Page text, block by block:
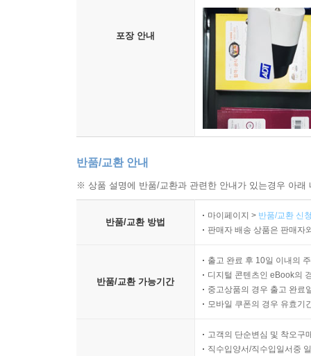
포장 안내
반품/교환 안내
※ 상품 설명에 반품/교환과 관련한 안내가 있는경우 아
반품/교환 방법
마이페이지 > 반품/교환 신
판매자 배송 상품은 판매자
반품/교환 가능기간
출고 완료 후 10일 이내의
디지털 콘텐츠인 eBook의
중고상품의 경우 출고 완료
모바일 쿠폰의 경우 유효기
고객의 단순변심 및 착오구
직수입양서/직수입일서중